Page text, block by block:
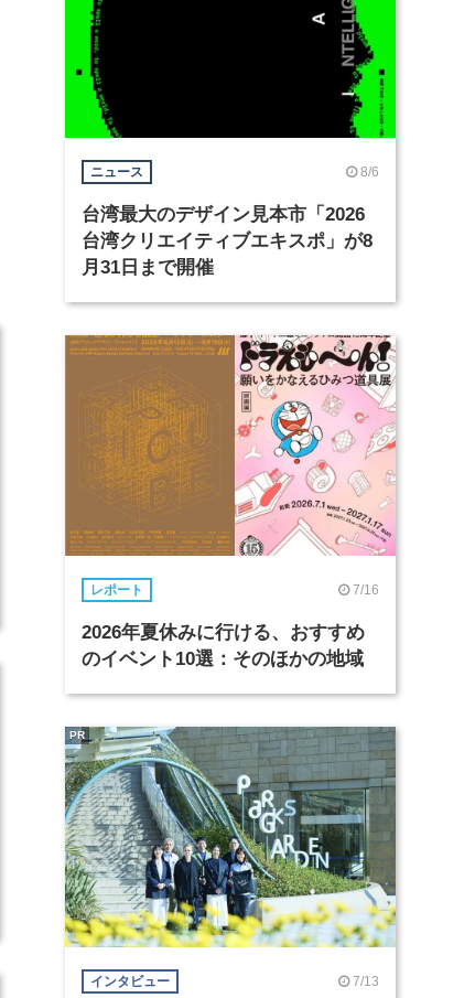
ニュース 8/6
台湾最大のデザイン見本市「2026
台湾クリエイティブエキスポ」が8
月31日まで開催
レポート 7/16
2026年夏休みに行ける、おすすめ
のイベント10選：そのほかの地域
インタビュー 7/13
PR